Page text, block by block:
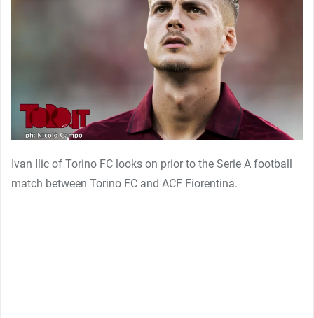
Ivan Ilic of Torino FC looks on prior to the Serie A football
match between Torino FC and ACF Fiorentina.